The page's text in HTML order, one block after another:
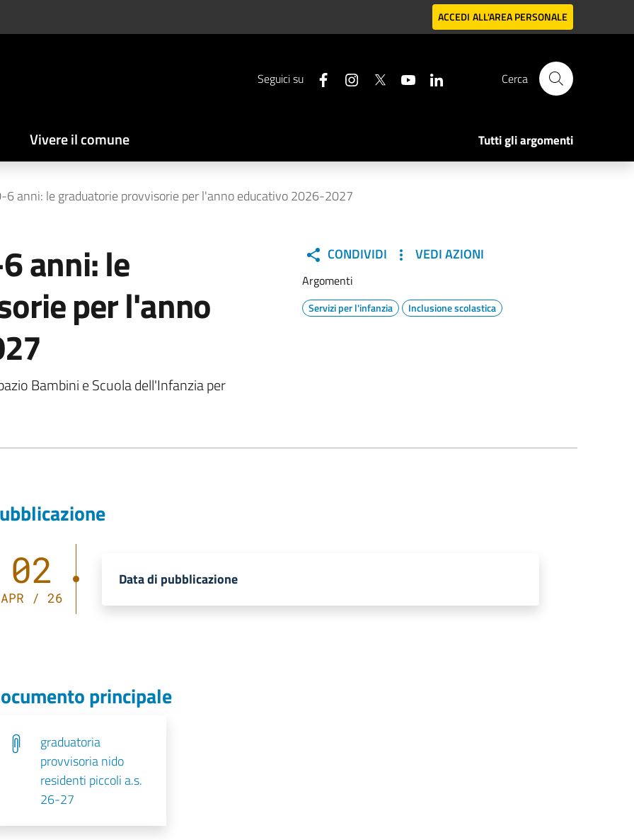
ACCEDI ALL'AREA PERSONALE
Seguici su Cerca
Vivere il comune Tutti gli argomenti
6 anni: le graduatorie provvisorie per l'anno educativo 2026-2027
anni: le
per l'anno
Bambini e Scuola dell'Infanzia per
CONDIVIDI VEDI AZIONI
Argomenti
Servizi per l'infanzia Inclusione scolastica
02
APR / 26
Data di pubblicazione
principale
graduatoria
provvisoria nido
residenti piccoli a.s.
26-27